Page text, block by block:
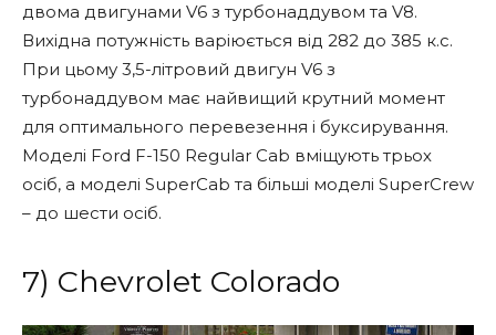
двома двигунами V6 з турбонаддувом та V8.
Вихідна потужність варіюється від 282 до 385 к.с.
При цьому 3,5-літровий двигун V6 з
турбонаддувом має найвищий крутний момент
для оптимального перевезення і буксирування.
Моделі Ford F-150 Regular Cab вміщують трьох
осіб, а моделі SuperCab та більші моделі SuperCrew
– до шести осіб.
7) Chevrolet Colorado